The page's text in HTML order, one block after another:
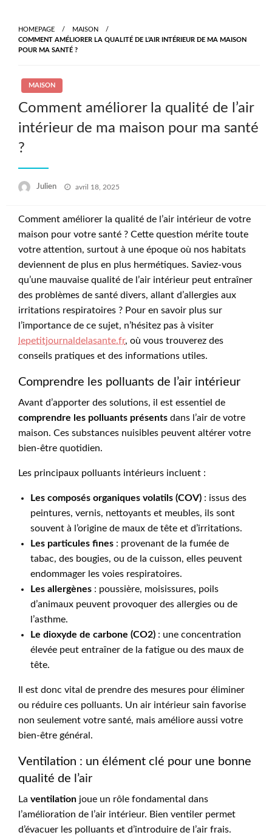
content
HOMEPAGE
MAISON
COMMENT AMÉLIORER LA QUALITÉ DE L’AIR INTÉRIEUR DE MA MAISON
POUR MA SANTÉ ?
MAISON
Comment améliorer la qualité de l’air
intérieur de ma maison pour ma santé
?
Julien
Posted
avril 18, 2025
Comment améliorer la qualité de l’air intérieur de votre
maison pour votre santé ? Cette question mérite toute
votre attention, surtout à une époque où nos habitats
deviennent de plus en plus hermétiques. Saviez-vous
qu’une mauvaise qualité de l’air intérieur peut entraîner
des problèmes de santé divers, allant d’allergies aux
irritations respiratoires ? Pour en savoir plus sur
l’importance de ce sujet, n’hésitez pas à visiter
lepetitjournaldelasante.fr, où vous trouverez des
conseils pratiques et des informations utiles.
Comprendre les polluants de l’air intérieur
Avant d’apporter des solutions, il est essentiel de
comprendre les polluants présents dans l’air de votre
maison. Ces substances nuisibles peuvent altérer votre
bien-être quotidien.
Les principaux polluants intérieurs incluent :
Les composés organiques volatils (COV) : issus des
peintures, vernis, nettoyants et meubles, ils sont
souvent à l’origine de maux de tête et d’irritations.
Les particules fines : provenant de la fumée de
tabac, des bougies, ou de la cuisson, elles peuvent
endommager les voies respiratoires.
Les allergènes : poussière, moisissures, poils
d’animaux peuvent provoquer des allergies ou de
l’asthme.
Le dioxyde de carbone (CO2) : une concentration
élevée peut entraîner de la fatigue ou des maux de
tête.
Il est donc vital de prendre des mesures pour éliminer
ou réduire ces polluants. Un air intérieur sain favorise
non seulement votre santé, mais améliore aussi votre
bien-être général.
Ventilation : un élément clé pour une bonne
qualité de l’air
La ventilation joue un rôle fondamental dans
l’amélioration de l’air intérieur. Bien ventiler permet
d’évacuer les polluants et d’introduire de l’air frais.